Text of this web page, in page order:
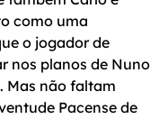
como uma
o jogador de
nos planos de Nuno
Mas não faltam
Pacense de